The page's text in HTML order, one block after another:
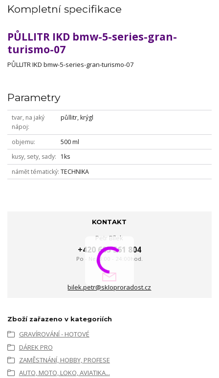
Kompletní specifikace
PŮLLITR IKD bmw-5-series-gran-
turismo-07
PŮLLITR IKD bmw-5-series-gran-turismo-07
Parametry
tvar, na jaký
nápoj
půllitr, krýgl
objemu
500 ml
kusy, sety, sady
1ks
námět tématický TECHNIKA
KONTAKT
Petr Bílek
+420 605 561 804
Po - Ne: 8:00 - 24:00hod.
bilek.petr@skloproradost.cz
Zboží zařazeno v kategoriích
GRAVÍROVÁNÍ - HOTOVÉ
DÁREK PRO
ZAMĚSTNÁNÍ, HOBBY, PROFESE
AUTO, MOTO, LOKO, AVIATIKA...